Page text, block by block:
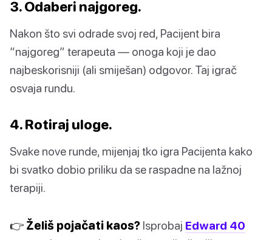
3. Odaberi najgoreg.
Nakon što svi odrade svoj red, Pacijent bira
“najgoreg” terapeuta — onoga koji je dao
najbeskorisniji (ali smiješan) odgovor. Taj igrač
osvaja rundu.
4. Rotiraj uloge.
Svake nove runde, mijenjaj tko igra Pacijenta kako
bi svatko dobio priliku da se raspadne na lažnoj
terapiji.
👉 Želiš pojačati kaos? Isprobaj Edward 40